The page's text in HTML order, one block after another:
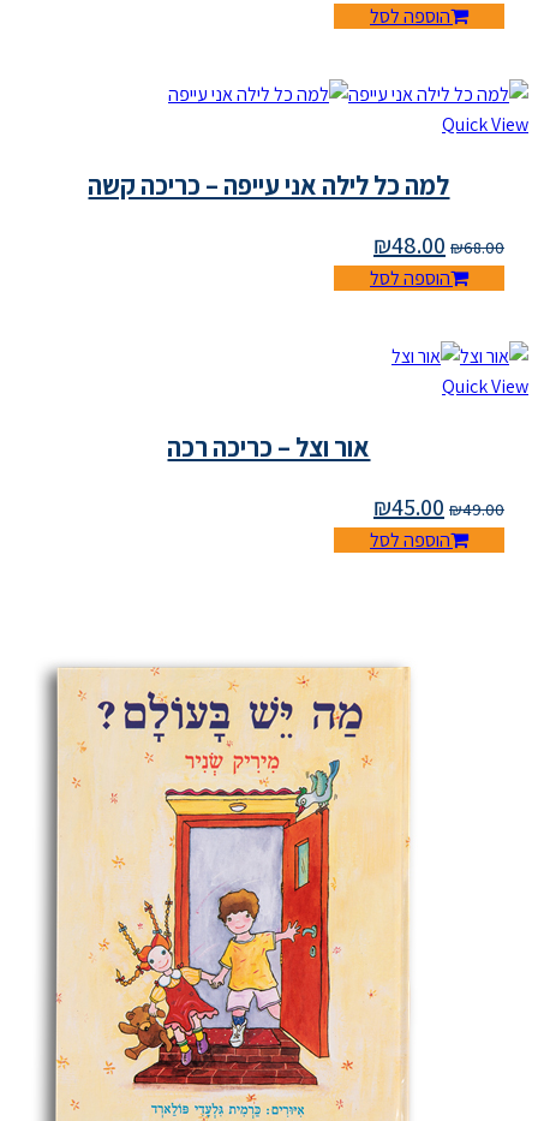
הוספה לסל
למה כל לילה אני עייפה – כריכה קשה
₪48.00
הוספה לסל
אור וצל – כריכה רכה
₪45.00
הוספה לסל